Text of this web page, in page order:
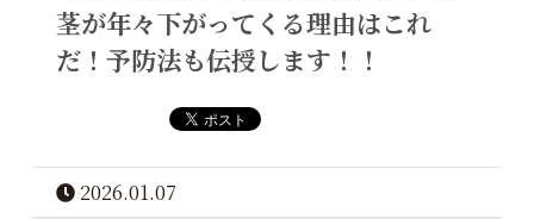
茎が年々下がってくる理由はこれ
だ！予防法も伝授します！！
2026.01.07